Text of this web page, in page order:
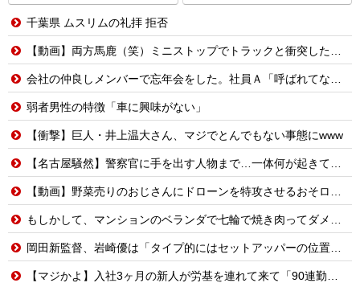
千葉県 ムスリムの礼拝 拒否
【動画】両方馬鹿（笑）ミニストップでトラックと衝突したドラレコが（ノ∇`）
会社の仲良しメンバーで忘年会をした。社員Ａ「呼ばれてない！」私（なぜ今年も呼ばれると思うのか…）→ Ａは『食べ物』になると豹変・・・
弱者男性の特徴「車に興味がない」
【衝撃】巨人・井上温大さん、マジでとんでもない事態にwww
【名古屋騒然】警察官に手を出す人物まで…一体何が起きているのか #外国人 #共生社会 #japan
【動画】野菜売りのおじさんにドローンを特攻させるおそロシア。
もしかして、マンションのベランダで七輪で焼き肉ってダメなの？????
岡田新監督、岩崎優は「タイプ的にはセットアッパーの位置が一番合うてる」←おーん
【マジかよ】入社3ヶ月の新人が労基を連れて来て「90連勤させられました」「労働基準法違反です」→俺「彼は30連休中ですが?」